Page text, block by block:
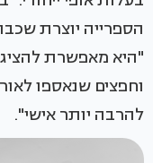
הספרייה יוצרת
"היא מאפשרת להציג
וחפצים שנאספו
להרבה יותר אישי".